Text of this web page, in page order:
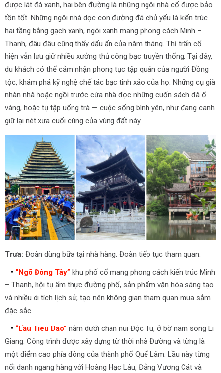
được lát đá xanh, hai bên đường là những ngôi nhà cổ được bảo
tồn tốt. Những ngôi nhà dọc con đường đá chủ yếu là kiến trúc
hai tầng bằng gạch xanh, ngói xanh mang phong cách Minh –
Thanh, đâu đâu cũng thấy dấu ấn của năm tháng. Thị trấn cổ
hiện vẫn lưu giữ nhiều xưởng thủ công bạc truyền thống. Tại đây,
du khách có thể cảm nhận phong tục tập quán của người Đồng
tộc, khám phá kỹ nghệ chế tác bạc tinh xảo của họ. Những cụ già
nhàn nhã hoặc ngồi trước cửa nhà đọc những cuốn sách đã ố
vàng, hoặc tụ tập uống trà — cuộc sống bình yên, như đang canh
giữ lại nét xưa cuối cùng của vùng đất này.
Trưa: Đoàn dùng bữa tại nhà hàng. Đoàn tiếp tục tham quan:
• “Ngõ Đông Tây” khu phố cổ mang phong cách kiến trúc Minh
– Thanh, hội tụ ẩm thực đường phố, sản phẩm văn hóa sáng tạo
và nhiều di tích lịch sử, tạo nên không gian tham quan mua sắm
đặc sắc.
• “Lầu Tiêu Dao” nằm dưới chân núi Độc Tú, ở bờ nam sông Li
Giang. Công trình được xây dựng từ thời nhà Đường và từng là
một điểm cao phía đông của thành phố Quế Lâm. Lầu này từng
nổi danh ngang hàng với Hoàng Hạc Lâu, Đằng Vương Cát và